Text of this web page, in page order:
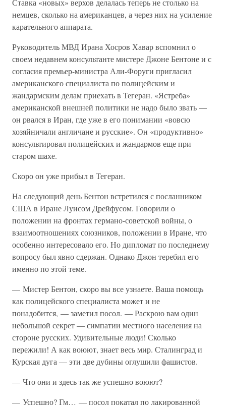
Ставка «новых» верхов делалась теперь не столько на
немцев, сколько на американцев, а через них на усиление
карательного аппарата.
Руководитель МВД Ирана Хосров Хавар вспомнил о
своем недавнем консультанте мистере Джоне Бентоне и с
согласия премьер-министра Али-Форуги пригласил
американского специалиста по полицейским и
жандармским делам приехать в Тегеран. «Ястреба»
американской внешней политики не надо было звать —
он рвался в Иран, где уже в его понимании «вовсю
хозяйничали англичане и русские». Он «продуктивно»
консультировал полицейских и жандармов еще при
старом шахе.
Скоро он уже прибыл в Тегеран.
На следующий день Бентон встретился с посланником
США в Иране Луисом Дрейфусом. Говорили о
положении на фронтах германо-советской войны, о
взаимоотношениях союзников, положении в Иране, что
особенно интересовало его. Но дипломат по последнему
вопросу был явно сдержан. Однако Джон теребил его
именно по этой теме.
— Мистер Бентон, скоро вы все узнаете. Ваша помощь
как полицейского специалиста может и не
понадобится, — заметил посол. — Раскрою вам один
небольшой секрет — симпатии местного населения на
стороне русских. Удивительные люди! Сколько
пережили! А как воюют, знает весь мир. Сталинград и
Курская дуга — эти две дубины оглушили фашистов.
— Что они и здесь так же успешно воюют?
— Успешно? Гм… — посол покатал по лакированной